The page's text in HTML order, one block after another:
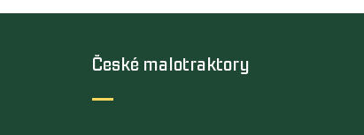
České malotraktory